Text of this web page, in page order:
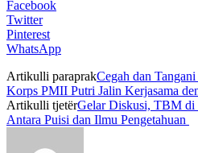
Facebook
Twitter
Pinterest
WhatsApp
Artikulli paraprakCegah dan
Korps PMII Putri Jalin Kerjasama
Artikulli tjetërGelar Diskusi, TBM di
Antara Puisi dan Ilmu Pengetahuan